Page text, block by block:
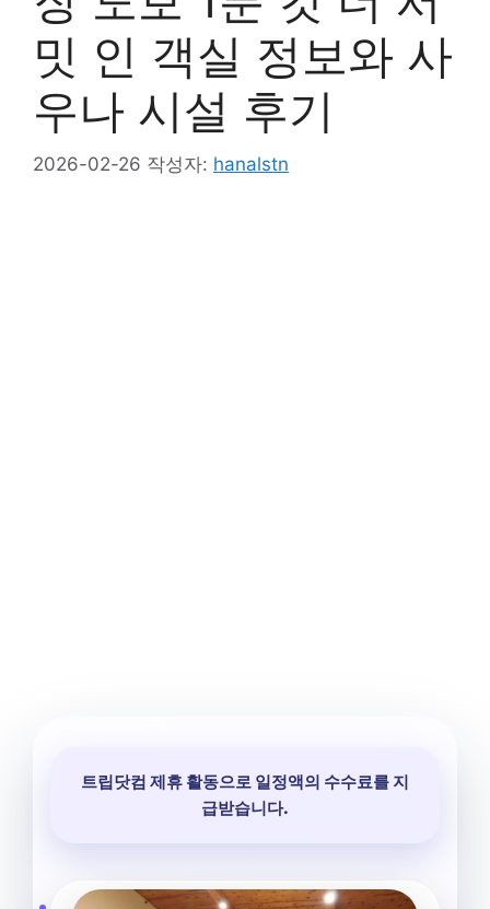
밋 인 객실 정보와 사
우나 시설 후기
2026-02-26 작성자: hanalstn
트립닷컴 제휴 활동으로 일정액의 수수료를 지
급받습니다.